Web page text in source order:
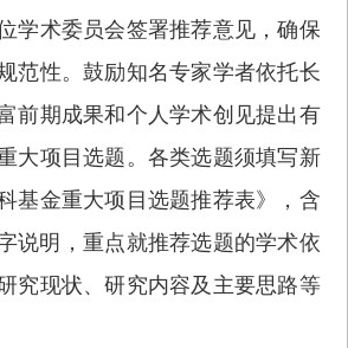
学术委员会签署推荐意见，确保
范性。鼓励知名专家学者依托长
前期成果和个人学术创见提出有
大项目选题。各类选题须填写新
基金重大项目选题推荐表》，含
说明，重点就推荐选题的学术依
究现状、研究内容及主要思路等